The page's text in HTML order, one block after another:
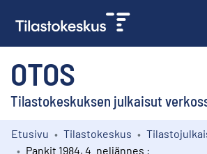
OTOS
Tilastokeskuksen julkaisut
Kokoelmat
Etusivu Tilastokeskus